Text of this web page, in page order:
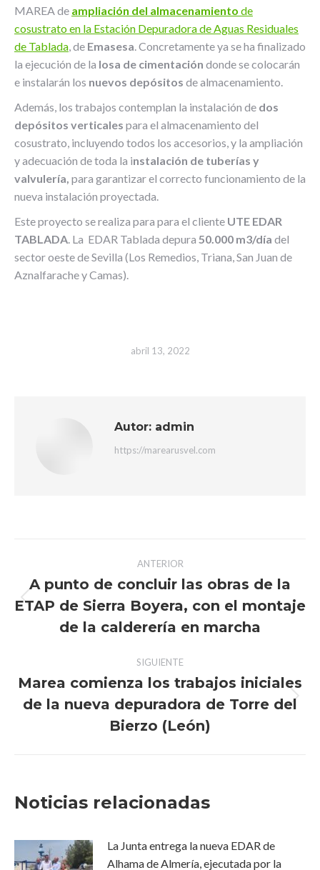
MAREA de ampliación del almacenamiento de
cosustrato en la Estación Depuradora de Aguas Residuales
de Tablada, de Emasesa. Concretamente ya se ha finalizado
la ejecución de la losa de cimentación donde se colocarán
e instalarán los nuevos depósitos de almacenamiento.
Además, los trabajos contemplan la instalación de dos
depósitos verticales para el almacenamiento del
cosustrato, incluyendo todos los accesorios, y la ampliación
y adecuación de toda la instalación de tuberías y
valvulería, para garantizar el correcto funcionamiento de la
nueva instalación proyectada.
Este proyecto se realiza para para el cliente UTE EDAR
TABLADA. La EDAR Tablada depura 50.000 m3/día del
sector oeste de Sevilla (Los Remedios, Triana, San Juan de
Aznalfarache y Camas).
abril 13, 2022
Autor: admin
https://marearusvel.com
Navegación
entre
publicaciones
ANTERIOR
Publicación
anterior:
A punto de concluir las obras de la
ETAP de Sierra Boyera, con el montaje
de la calderería en marcha
SIGUIENTE
Publicación
siguiente:
Marea comienza los trabajos iniciales
de la nueva depuradora de Torre del
Bierzo (León)
Noticias relacionadas
La Junta entrega la nueva EDAR de
Alhama de Almería, ejecutada por la